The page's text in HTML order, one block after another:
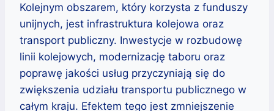
Kolejnym obszarem, który korzysta z funduszy
unijnych, jest infrastruktura kolejowa oraz
transport publiczny. Inwestycje w rozbudowę
linii kolejowych, modernizację taboru oraz
poprawę jakości usług przyczyniają się do
zwiększenia udziału transportu publicznego w
całym kraju. Efektem tego jest zmniejszenie